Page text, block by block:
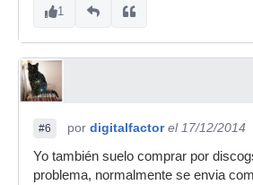
1
#6 por digitalfactor el 17/12/2014
Yo también suelo comprar por
problema, normalmente se envia